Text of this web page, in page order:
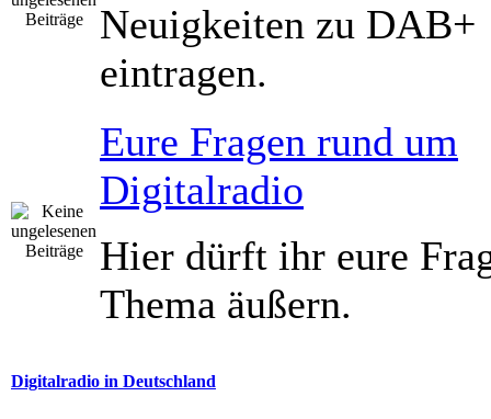
Neuigkeiten zu DAB+
eintragen.
Eure Fragen rund um
Digitalradio
Hier dürft ihr eure
Thema äußern.
Digitalradio in Deutschland